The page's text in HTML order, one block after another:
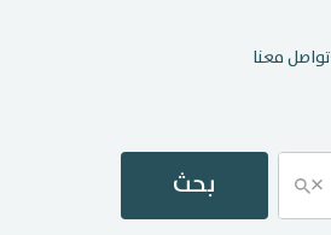
تواصل معنا
× بحث